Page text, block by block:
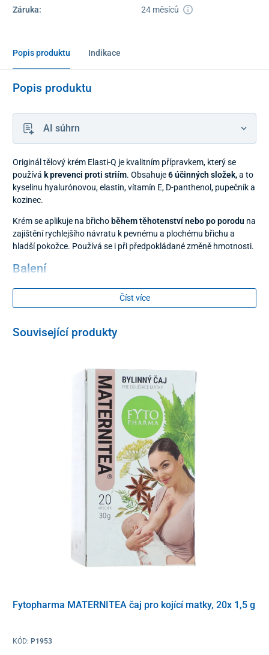
Záruka:
24 měsíců
Popis produktu Indikace
Popis produktu
AI súhrn
Originál tělový krém Elasti-Q je kvalitním přípravkem, který se
používá k prevenci proti striím. Obsahuje6 účinných složek,a to
kyselinu hyalurónovou, elastin, vítamín E, D-panthenol, pupečník a
kozinec.
Krém se aplikuje na břichoběhem těhotenstvínebo po porodu na
zajištění rychlejšího návratu k pevnému a plochému břichu a
hladší pokožce. Používá se i při předpokládané změně hmotnosti.
Balení
200 ml
Číst více
Související produkty
Fytopharma MATERNITEA čaj pro kojící matky, 20x 1,5 g
KÓD: P1953